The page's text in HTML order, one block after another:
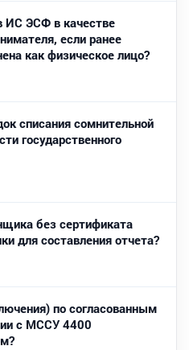
ИС ЭСФ в качестве
если ранее
как физическое лицо?
списания сомнительной
государственного
без сертификата
для составления отчета?
по согласованным
с МССУ 4400